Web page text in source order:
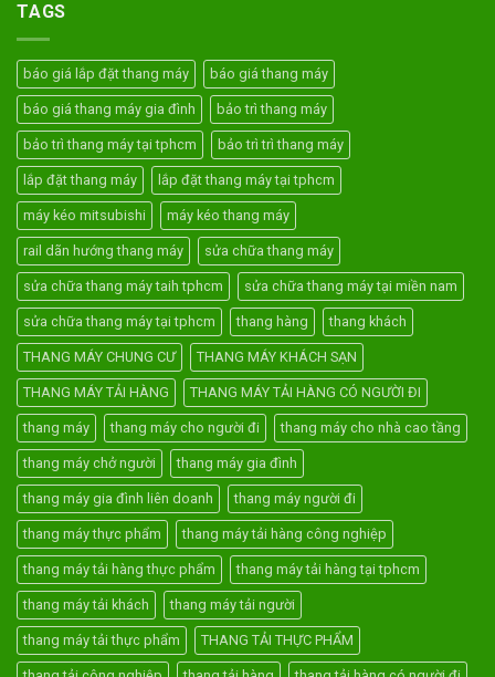
TAGS
báo giá lắp đặt thang máy báo giá thang máy
báo giá thang máy gia đình bảo trì thang máy
bảo trì thang máy tại tphcm bảo trì trì thang máy
lắp đặt thang máy lắp đặt thang máy tại tphcm
máy kéo mitsubishi máy kéo thang máy
rail dãn hướng thang máy sửa chữa thang máy
sửa chữa thang máy taih tphcm sửa chữa thang máy tại miền nam
sửa chữa thang máy tại tphcm thang hàng thang khách
THANG MÁY CHUNG CƯ THANG MÁY KHÁCH SẠN
THANG MÁY TẢI HÀNG THANG MÁY TẢI HÀNG CÓ NGƯỜI ĐI
thang máy thang máy cho người đi thang máy cho nhà cao tầng
thang máy chở người thang máy gia đình
thang máy gia đình liên doanh thang máy người đi
thang máy thực phẩm thang máy tải hàng công nghiệp
thang máy tải hàng thực phẩm thang máy tải hàng tại tphcm
thang máy tải khách thang máy tải người
thang máy tải thực phẩm THANG TẢI THỰC PHẨM